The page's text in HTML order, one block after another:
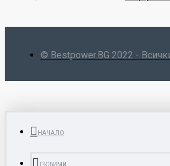
© Bestpower.BG 2022 -
НАЧАЛО
ЛЮБИМИ